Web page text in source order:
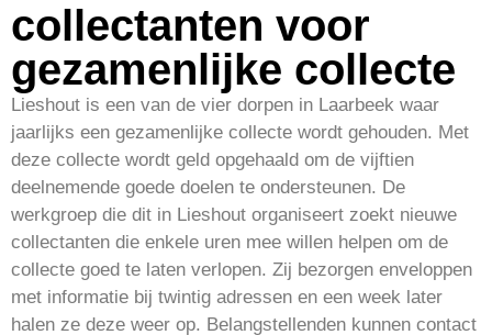
collectanten voor
gezamenlijke collecte
Lieshout is een van de vier dorpen in Laarbeek waar
jaarlijks een gezamenlijke collecte wordt gehouden. Met
deze collecte wordt geld opgehaald om de vijftien
deelnemende goede doelen te ondersteunen. De
werkgroep die dit in Lieshout organiseert zoekt nieuwe
collectanten die enkele uren mee willen helpen om de
collecte goed te laten verlopen. Zij bezorgen enveloppen
met informatie bij twintig adressen en een week later
halen ze deze weer op. Belangstellenden kunnen contact